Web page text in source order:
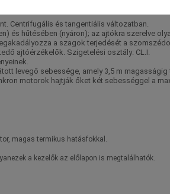
Centrifugális és tangentiális változatban.
hűtésében (nyáron); az ajtókra szerelve
a szagok terjedését a
ajtóérzékelők. Szigetelési osztály: CL.I.
levegő sebessége, amely 3,5 m
motorok hajtják őket két sebességgel a
magas termikus hatásfokkal.
a kezelők az előlapon is megtalálhatók.